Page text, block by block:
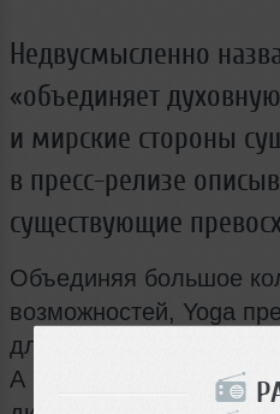
Недвусмысленно
«объединяет
и мирские стороны
в пресс-релизе
существующие
Объединяя большое
возможностей, Yoga
для вашего iPod’а или
А вдохновленный